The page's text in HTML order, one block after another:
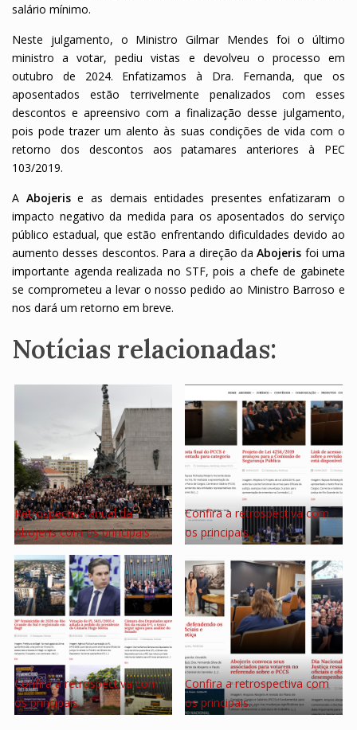
salário mínimo.
Neste julgamento, o Ministro Gilmar Mendes foi o último
ministro a votar, pediu vistas e devolveu o processo em
outubro de 2024. Enfatizamos à Dra. Fernanda, que os
aposentados estão terrivelmente penalizados com esses
descontos e apreensivo com a finalização desse julgamento,
pois pode trazer um alento às suas condições de vida com o
retorno dos descontos aos patamares anteriores à PEC
103/2019.
A Abojerise as demais entidades presentes enfatizaram o
impacto negativo da medida para os aposentados do serviço
público estadual, que estão enfrentando dificuldades devido ao
aumento desses descontos. Para a direção daAbojeris foi uma
importante agenda realizada no STF, pois a chefe de gabinete
se comprometeu a levar o nosso pedido ao Ministro Barroso e
nos dará um retorno em breve.
Notícias relacionadas:
Retrospectiva anual da
Abojeris com os principais…
Confira a retrospectiva com
os principais…
Confira a retrospectiva com
os principais…
Confira a retrospectiva com
os principais…